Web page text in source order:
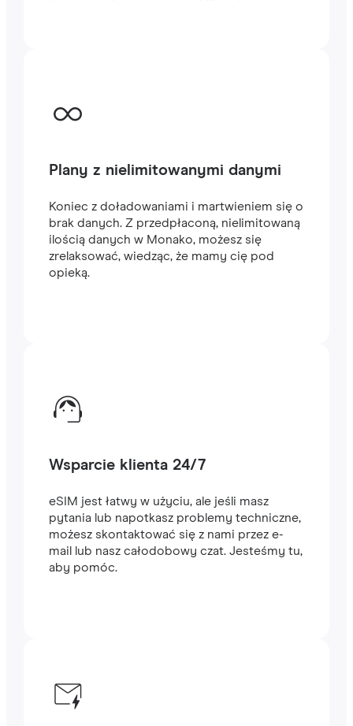
internetowi , gotowemu w kilka minut za
Plany z nielimitowanymi danymi
Koniec z doładowaniami i martwieniem się o
brak danych. Z przedpłaconą, nielimitowaną
ilością danych w Monako, możesz się
zrelaksować, wiedząc, że mamy cię pod
opieką.
Wsparcie klienta 24/7
eSIM jest łatwy w użyciu, ale jeśli masz
pytania lub napotkasz problemy techniczne,
możesz skontaktować się z nami przez e-
mail lub nasz całodobowy czat. Jesteśmy tu,
aby pomóc.